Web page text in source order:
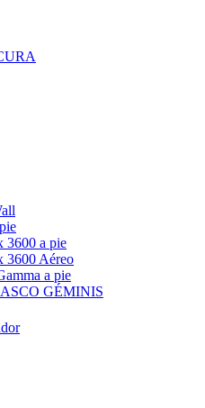
3600 a pie
3600 Aéreo
a pie
GÉMINIS